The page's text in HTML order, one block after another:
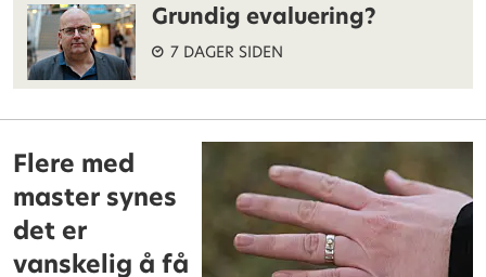
Grundig evaluering?
7 DAGER SIDEN
Flere med
master synes
det er
vanskelig å få